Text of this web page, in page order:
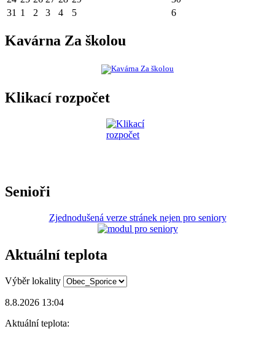
31 1 2 3 4 5 6
Kavárna Za školou
Klikací rozpočet
Senioři
Zjednodušená verze stránek nejen pro seniory
Aktuální teplota
Výběr lokality
8.8.2026 13:04
Aktuální teplota: